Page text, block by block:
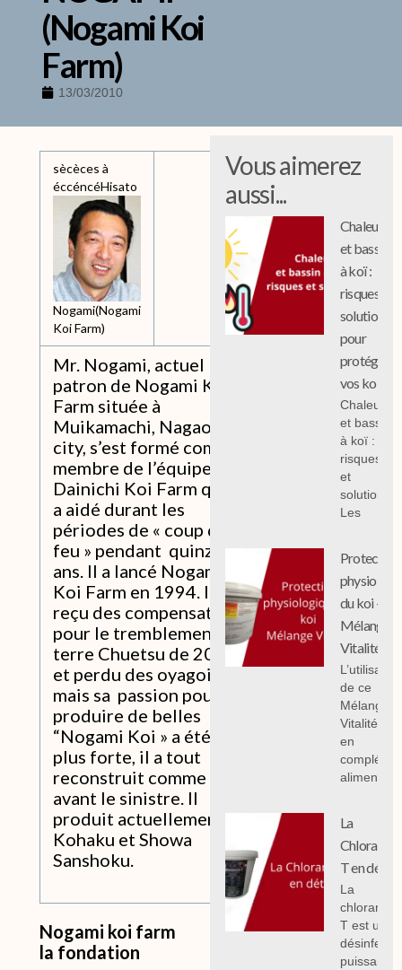
(Nogami Koi
Farm)
13/03/2010
sècèces à
éccéncéHisato
Nogami(Nogami
Koi Farm)
Mr. Nogami, actuel
patron de Nogami Koi
Farm située à
Muikamachi, Nagaoka
city, s’est formé comme
membre de l’équipe de
Dainichi Koi Farm qu’il
a aidé durant les
périodes de « coup de
feu » pendant quinze
ans. Il a lancé Nogami
Koi Farm en 1994. Il a
reçu des compensations
pour le tremblement de
terre Chuetsu de 2004
et perdu des oyagoi,
mais sa passion pour
produire de belles
“Nogami Koi » a été la
plus forte, il a tout
reconstruit comme
avant le sinistre. Il
produit actuellement
Kohaku et Showa
Sanshoku.
Nogami koi farm
la fondation
Vous aimerez
aussi...
Chaleur
et bassin
à koï :
risques et
solutions
pour
protéger
vos koi
Chaleur
et bassin
à koï :
risques
et
solutions;
Les
Protection
du koi -
Mélange
Vitalité
L’utilisation
de ce
Mélange
Vitalité 1
en
alimentaire
La
T en détail
La
chloramine
T est un
puissant